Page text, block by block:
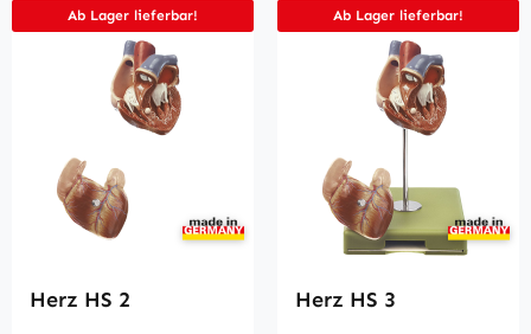
Ab Lager lieferbar!
Herz HS 2
Ab Lager lieferbar!
Herz HS 3